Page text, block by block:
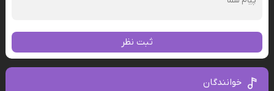
ثبت نظر
خوانندگان